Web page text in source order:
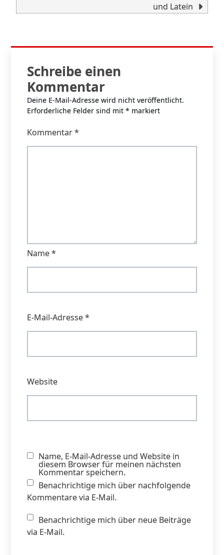
und Latein
Schreibe einen
Kommentar
Deine E-Mail-Adresse wird nicht veröffentlicht.
Erforderliche Felder sind mit* markiert
Kommentar*
Name*
E-Mail-Adresse*
Website
Name, E-Mail-Adresse und Website in
diesem Browser für meinen nächsten
Kommentar speichern.
Benachrichtige mich über nachfolgende
Kommentare via E-Mail.
Benachrichtige mich über neue Beiträge
via E-Mail.